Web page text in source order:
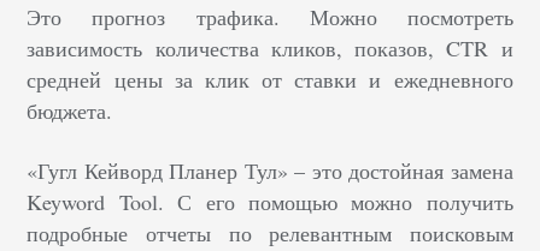
Это прогноз трафика. Можно посмотреть
зависимость количества кликов, показов, CTR и
средней цены за клик от ставки и ежедневного
бюджета.
«Гугл Кейворд Планер Тул» – это достойная замена
Keyword Tool. С его помощью можно получить
подробные отчеты по релевантным поисковым